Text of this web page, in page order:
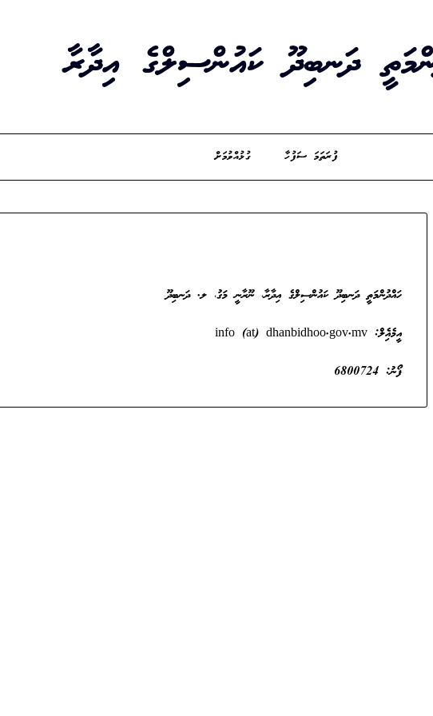
ދަނބިދޫ ކައުންސިލްގެ އިދާރާ
ފުރަތަމަ ސަފުހާ ގުޅުއްވުމަށް
ހައްދުންމަތީ ދަނބިދޫ ކައުންސިލްގެ އިދާރާ، ނޫރާނީ މަގު، ލ. ދަނބިދޫ
އީމެއެިލް: info (at) dhanbidhoo.gov.mv
ފޯނު: 6800724